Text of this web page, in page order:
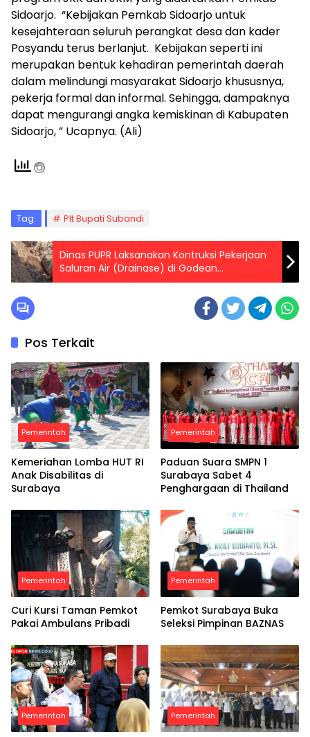
Sidoarjo. “Kebijakan Pemkab Sidoarjo untuk
kesejahteraan seluruh perangkat desa dan kader
Posyandu terus berlanjut. Kebijakan seperti ini
merupakan bentuk kehadiran pemerintah daerah
dalam melindungi masyarakat Sidoarjo khususnya,
pekerja formal dan informal. Sehingga, dampaknya
dapat mengurangi angka kemiskinan di Kabupaten
Sidoarjo, ” Ucapnya. (Ali)
Tag: Plt Bupati Subandi
Dinas PUPR Laksanakan Kontruksi Pekerjaan
Saluran Air (Drainase) di Godean
Kecamatan Loceret
Pos Terkait
Pemerintah
Kemeriahan Lomba HUT RI
Anak Disabilitas di
Surabaya
Pemerintah
Paduan Suara SMPN 1
Surabaya Sabet 4
Penghargaan di Thailand
Pemerintah
Curi Kursi Taman Pemkot
Pakai Ambulans Pribadi
Pemerintah
Pemkot Surabaya Buka
Seleksi Pimpinan BAZNAS
Pemerintah Pemerintah